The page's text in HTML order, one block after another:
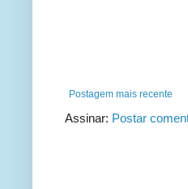
Postagem mais recente
Assinar: Postar